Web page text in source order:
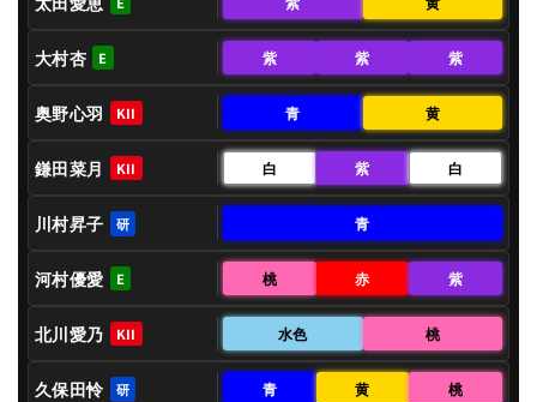
大村杏 E 紫 紫 紫
奥野心羽 KII 青 黄
鎌田菜月 KII 白 紫 白
川村昇子 研 青
河村優愛 E 桃 赤 紫
北川愛乃 KII 水色 桃
久保田怜 研 青 黄 桃